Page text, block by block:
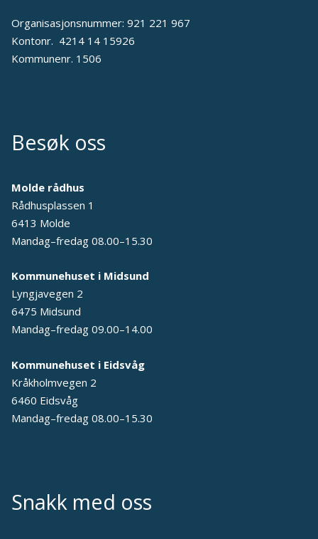
Organisasjonsnummer: 921 221 967
Kontonr. 4214 14 15926
Kommunenr. 1506
Besøk oss
Molde rådhus
Rådhusplassen 1
6413 Molde
Mandag–fredag 08.00–15.30
Kommunehuset i Midsund
Lyngjavegen 2
6475 Midsund
Mandag–fredag 09.00–14.00
Kommunehuset i Eidsvåg
Kråkholmvegen 2
6460 Eidsvåg
Mandag–fredag 08.00–15.30
Snakk med oss